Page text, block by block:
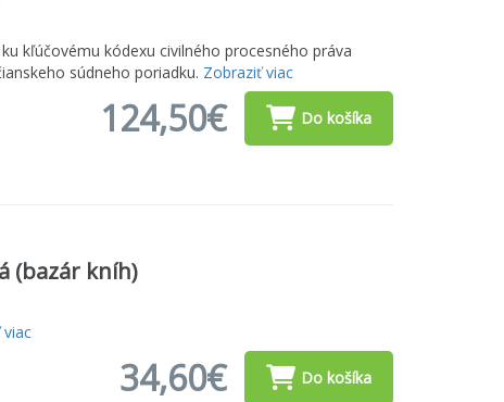
kľúčovému kódexu civilného procesného práva
súdneho poriadku. Zobraziť viac
124,50€ Do košíka
(bazár kníh)
34,60€ Do košíka